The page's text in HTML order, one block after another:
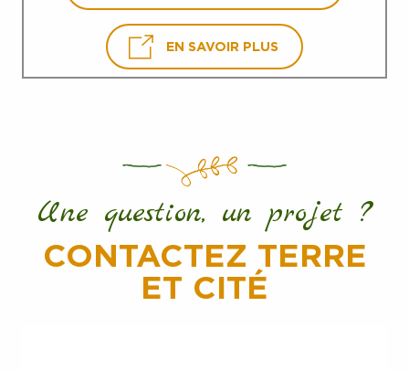
EN SAVOIR PLUS
Une question, un projet ?
CONTACTEZ TERRE
ET CITÉ